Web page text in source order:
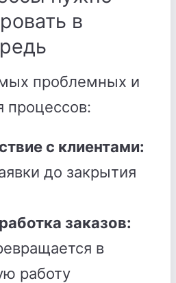
в
проблемных и
процессов:
с клиентами:
до закрытия
заказов:
в
работу